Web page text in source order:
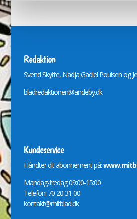
Redaktion
Svend Skytte, Nadja Gadiel Poulsen og
bladredaktionen@andeby.dk
Kundeservice
Håndter dit abonnement på:
Mandag-fredag 09:00-15:00
Telefon: 70 20 31 00
kontakt@mitblad.dk